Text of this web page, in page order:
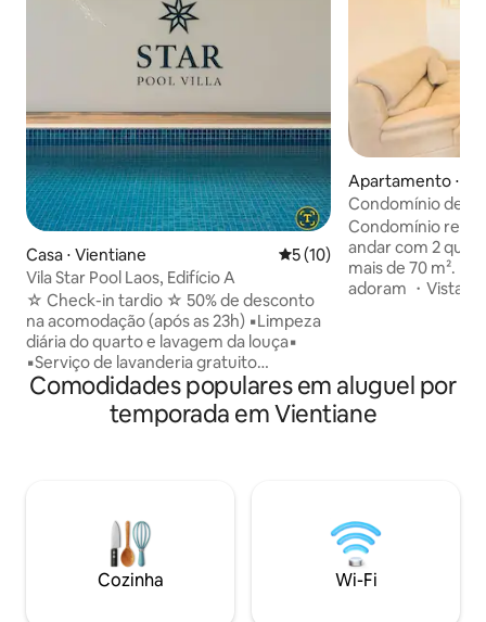
Casa ⋅ Vientiane 5 de uma avaliação média
5 (10)
Vila Star Pool Laos, Edifício A
☆ Check-in tardio ☆ 50% de desconto
na acomodação (após as 23h) ▪︎Limpeza
diária do quarto e lavagem da louça▪︎
▪︎Serviço de lavanderia gratuito
fornecido▪︎ Melhor localização!
Instalações limpas! Perfeito para
golfistas ou famílias! Interior moderno
confortável. - Ao redor da vila da piscina-
É uma área residencial de alto padrão,
por isso é segura!! Fica a 3 minutos a pé.
Várias comodidades, como K-mart,
Apartamento ⋅
Condomínio de
100MbpsWiFi e
Condomínio
andar com 2
mais de 70 m².
adoram ・Vistas
trabalhar: mesa
rápido - 100
proximidades:
gratuito à
em grupo). ・
rápidas via
Comodidades populares em aluguel por
temporada em Vientiane
Cozinha Wi-Fi